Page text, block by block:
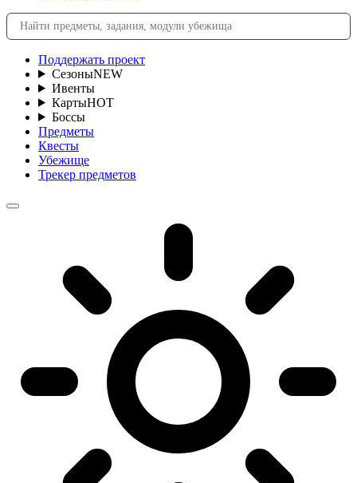
Поддержать проект
СезоныNEW
Ивенты
КартыHOT
Боссы
Предметы
Квесты
Убежище
Трекер предметов